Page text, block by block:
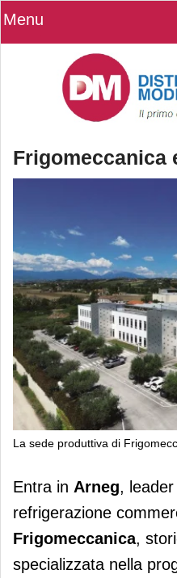
Menu
Frigomeccanica
La sede produttiva di
Frigomeccanica
Entra in Arneg,
refrigerazione
Frigomeccanica,
specializzata nella